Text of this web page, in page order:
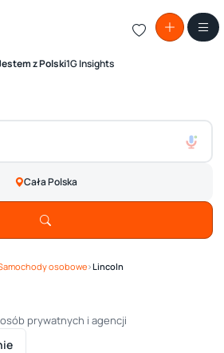
z Polski1G Insights
Cała Polska
osobowe›Lincoln
prywatnych i agencji